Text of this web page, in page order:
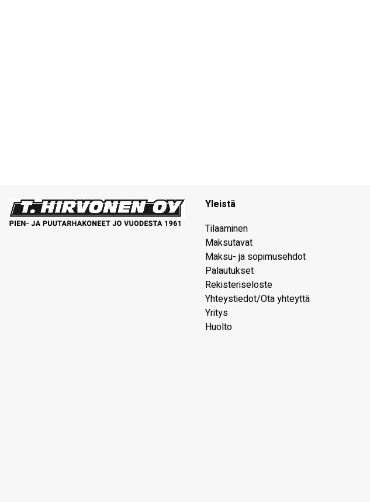
Yleistä
Tilaaminen
Maksutavat
Maksu- ja sopimusehdot
Palautukset
Rekisteriseloste
Yhteystiedot/Ota yhteyttä
Yritys
Huolto